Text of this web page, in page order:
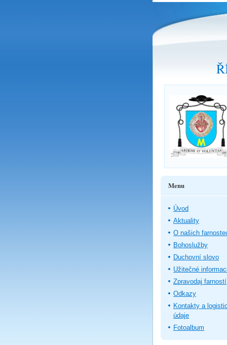
Menu
Úvod
Aktuality
O našich
Bohoslužby
Duchovní slovo
Užitečné
Zpravodaj farností
Odkazy
Kontakty a
údaje
Fotoalbum